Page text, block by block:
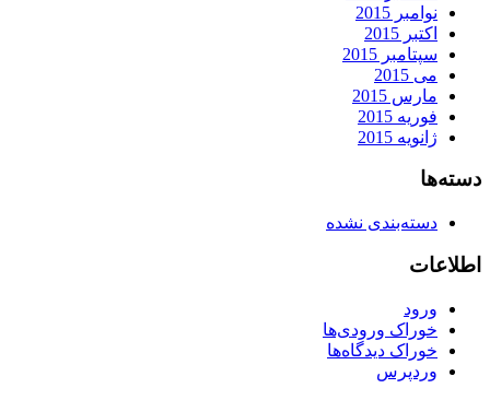
نوامبر 2015
اکتبر 2015
سپتامبر 2015
می 2015
مارس 2015
فوریه 2015
ژانویه 2015
دسته‌ها
دسته‌بندی نشده
اطلاعات
ورود
خوراک ورودی‌ها
خوراک دیدگاه‌ها
وردپرس